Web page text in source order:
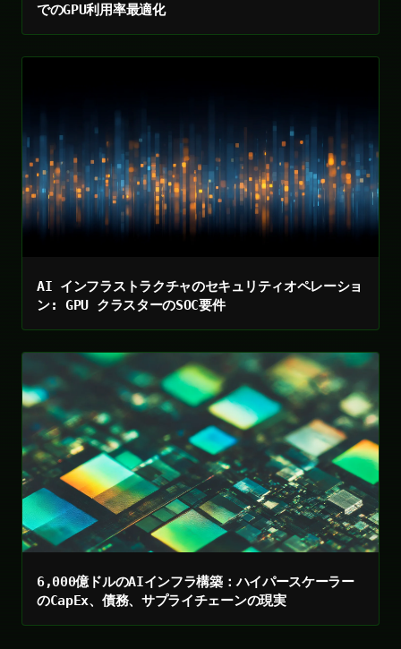
でのGPU利用率最適化
AI インフラストラクチャのセキュリティオペレーショ
ン: GPU クラスターのSOC要件
6,000億ドルのAIインフラ構築：ハイパースケーラー
のCapEx、債務、サプライチェーンの現実